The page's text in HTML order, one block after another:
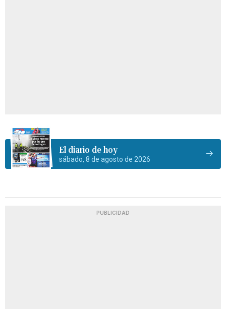
El diario de hoy
sábado, 8 de agosto de 2026
PUBLICIDAD